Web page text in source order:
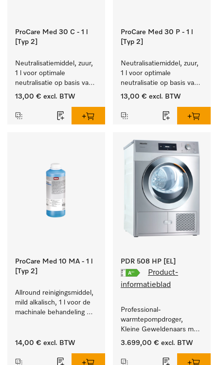
ProCare Med 30 C - 1 l
[Typ 2]
Neutralisatiemiddel, zuur,
1 l voor optimale
neutralisatie op basis van
organische zuren.
13,00 € excl. BTW
ProCare Med 30 P - 1 l
[Typ 2]
Neutralisatiemiddel, zuur,
1 l voor optimale
neutralisatie op basis van
anorganische zuren.
13,00 € excl. BTW
ProCare Med 10 MA - 1 l
[Typ 2]
Allround reinigingsmiddel,
mild alkalisch, 1 l voor de
machinale behandeling
14,00 € excl. BTW
PDR 508 HP [EL]
Product-
informatieblad
Professional-
warmtepompdroger,
Kleine Geweldenaars met
zeer laag energieverbruik
3.699,00 € excl. BTW